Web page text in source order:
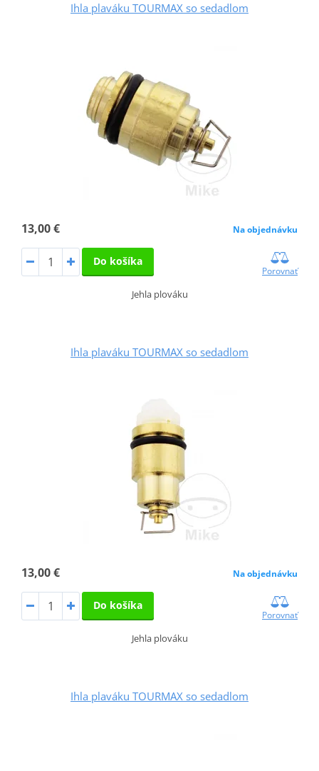
Ihla plaváku TOURMAX so sedadlom
13,00 € Na objednávku
Do košíka
Porovnať
Jehla plováku
Ihla plaváku TOURMAX so sedadlom
13,00 € Na objednávku
Do košíka
Porovnať
Jehla plováku
Ihla plaváku TOURMAX so sedadlom